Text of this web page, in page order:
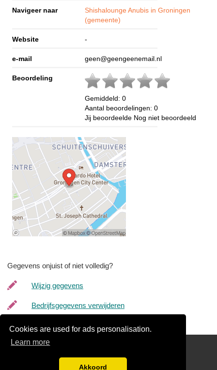
Cookies are used for ads personalisation.
Learn more
Akkoord
Navigeer naar
Shishalounge Anubis in Groningen
(gemeente)
Website -
e-mail geen@geengeenemail.nl
Beoordeling
Gemiddeld: 0
Aantal beoordelingen: 0
Jij beoordeelde Nog niet beoordeeld
Gegevens onjuist of niet volledig?
Wijzig gegevens
Bedrijfsgegevens verwijderen
Links